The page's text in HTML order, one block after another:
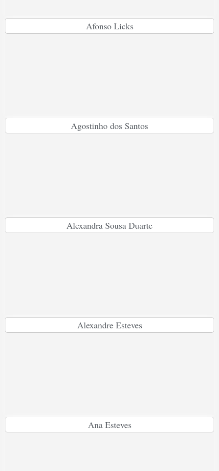
Afonso Licks
Agostinho dos Santos
Alexandra Sousa Duarte
Alexandre Esteves
Ana Esteves